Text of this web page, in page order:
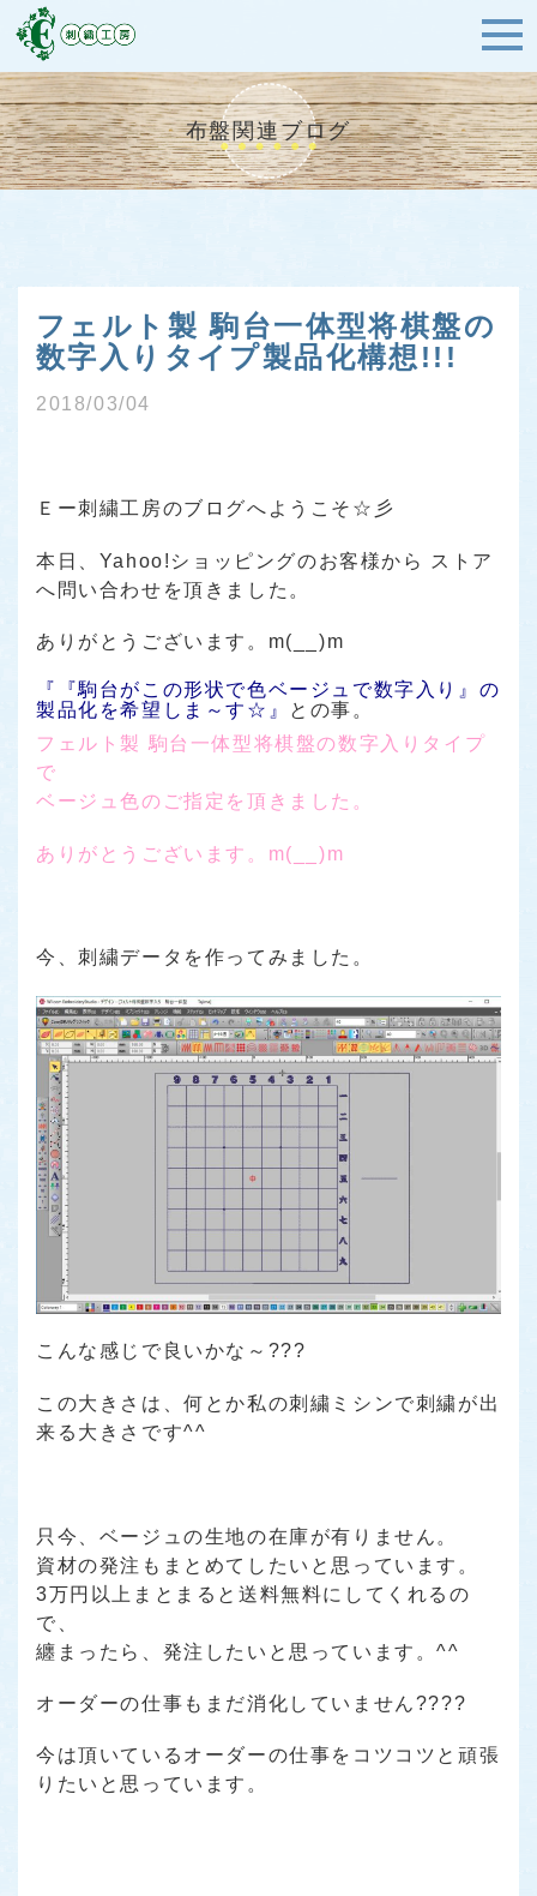
布盤関連ブログ
フェルト製 駒台一体型将棋盤の
数字入りタイプ製品化構想!!!
2018/03/04
Ｅー刺繍工房のブログへようこそ☆彡
本日、Yahoo!ショッピングのお客様から ストア
へ問い合わせを頂きました。
ありがとうございます。m(__)m
『『駒台がこの形状で色ベージュで数字入り』の
製品化を希望しま～す☆』
との事。
フェルト製 駒台一体型将棋盤の数字入りタイプ
で
ベージュ色のご指定を頂きました。
ありがとうございます。m(__)m
今、刺繍データを作ってみました。
こんな感じで良いかな～???
この大きさは、何とか私の刺繍ミシンで刺繍が出
来る大きさです^^
只今、ベージュの生地の在庫が有りません。
資材の発注もまとめてしたいと思っています。
3万円以上まとまると送料無料にしてくれるの
で、
纏まったら、発注したいと思っています。^^
オーダーの仕事もまだ消化していません????
今は頂いているオーダーの仕事をコツコツと頑張
りたいと思っています。